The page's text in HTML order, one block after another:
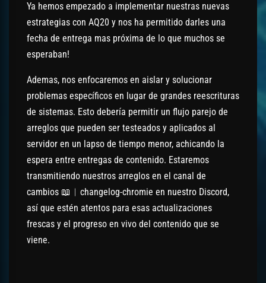
Ya hemos empezado a implementar nuestras nuevas
estrategias con AQ20 y nos ha permitido darles una
fecha de entrega mas próxima de lo que muchos se
esperaban!
Ademas, nos enfocaremos en aislar y solucionar
problemas específicos en lugar de grandes reescrituras
de sistemas. Esto debería permitir un flujo parejo de
arreglos que pueden ser testeados y aplicados al
servidor en un lapso de tiempo menor, achicando la
espera entre entregas de contenido. Estaremos
transmitiendo nuestros arreglos en el canal de
cambios 📖︱changelog-chromie en nuestro Discord,
así que estén atentos para esas actualizaciones
frescas y el progreso en vivo del contenido que se
viene.